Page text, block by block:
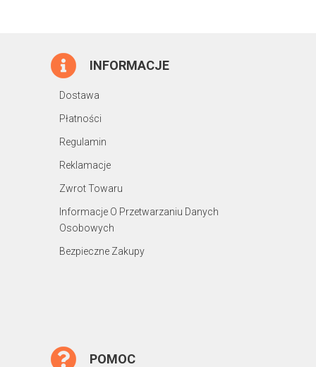
INFORMACJE
Dostawa
Płatności
Regulamin
Reklamacje
Zwrot Towaru
Informacje O Przetwarzaniu Danych
Osobowych
Bezpieczne Zakupy
POMOC